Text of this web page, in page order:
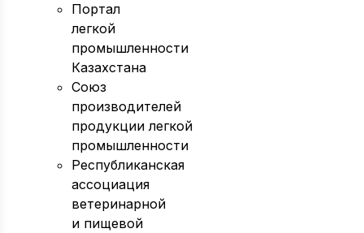
Портал
легкой
промышленности
Казахстана
Союз
производителей
продукции легкой
промышленности
Республиканская
ассоциация
ветеринарной
и пищевой